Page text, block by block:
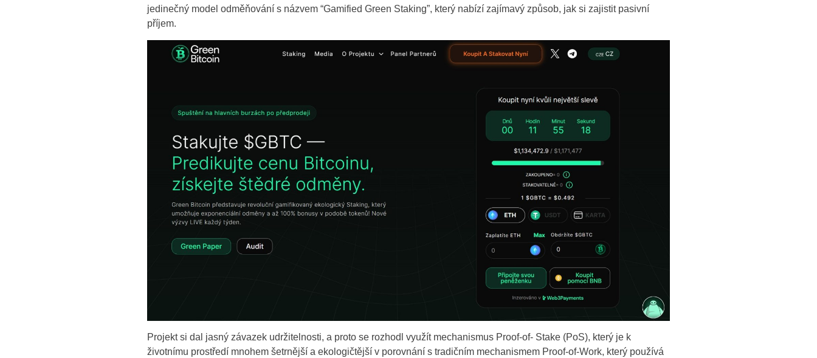
jedinečný model odměňování s názvem “Gamified Green Staking”, který nabízí zajímavý způsob, jak si zajistit pasivní
příjem.
Projekt si dal jasný závazek udržitelnosti, a proto se rozhodl využít mechanismus Proof-of- Stake (PoS), který je k
životnímu prostředí mnohem šetrnější a ekologičtější v porovnání s tradičním mechanismem Proof-of-Work, který používá